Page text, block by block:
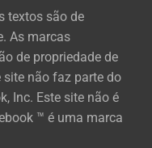
textos são de
As marcas
de propriedade de
site não faz parte do
Inc. Este site não é
™ é uma marca